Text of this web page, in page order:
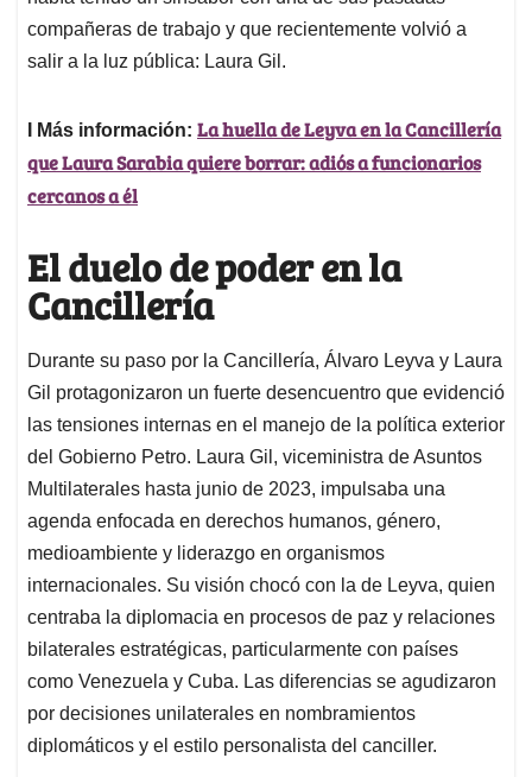
compañeras de trabajo y que recientemente volvió a
salir a la luz pública: Laura Gil.
I Más información: La huella de Leyva en la Cancillería
que Laura Sarabia quiere borrar: adiós a funcionarios
cercanos a él
El duelo de poder en la
Cancillería
Durante su paso por la Cancillería, Álvaro Leyva y Laura
Gil protagonizaron un fuerte desencuentro que evidenció
las tensiones internas en el manejo de la política exterior
del Gobierno Petro. Laura Gil, viceministra de Asuntos
Multilaterales hasta junio de 2023, impulsaba una
agenda enfocada en derechos humanos, género,
medioambiente y liderazgo en organismos
internacionales. Su visión chocó con la de Leyva, quien
centraba la diplomacia en procesos de paz y relaciones
bilaterales estratégicas, particularmente con países
como Venezuela y Cuba. Las diferencias se agudizaron
por decisiones unilaterales en nombramientos
diplomáticos y el estilo personalista del canciller.